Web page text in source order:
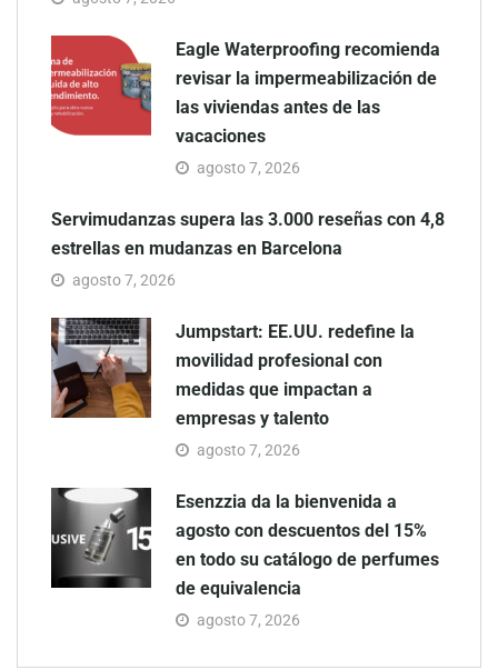
Eagle Waterproofing recomienda
revisar la impermeabilización de
las viviendas antes de las
vacaciones
agosto 7, 2026
Servimudanzas supera las 3.000 reseñas con 4,8
estrellas en mudanzas en Barcelona
agosto 7, 2026
Jumpstart: EE.UU. redefine la
movilidad profesional con
medidas que impactan a
empresas y talento
agosto 7, 2026
Esenzzia da la bienvenida a
agosto con descuentos del 15%
en todo su catálogo de perfumes
de equivalencia
agosto 7, 2026